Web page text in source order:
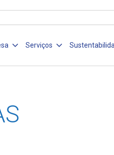
Serviços